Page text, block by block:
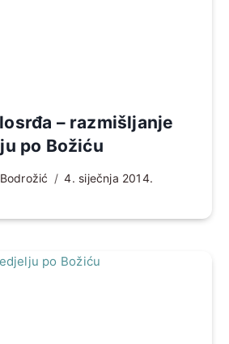
– razmišljanje
po Božiću
4. siječnja 2014.